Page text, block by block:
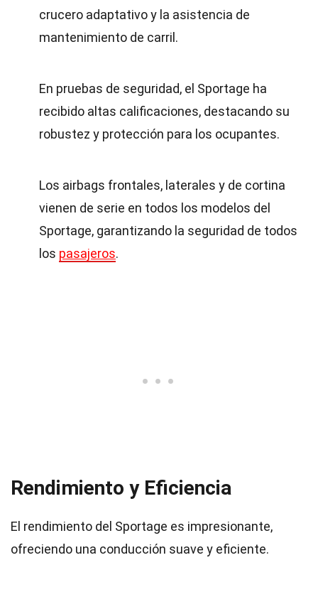
crucero adaptativo y la asistencia de
mantenimiento de carril.
En pruebas de seguridad, el Sportage ha
recibido altas calificaciones, destacando su
robustez y protección para los ocupantes.
Los airbags frontales, laterales y de cortina
vienen de serie en todos los modelos del
Sportage, garantizando la seguridad de todos
los pasajeros.
Rendimiento y Eficiencia
El rendimiento del Sportage es impresionante,
ofreciendo una conducción suave y eficiente.